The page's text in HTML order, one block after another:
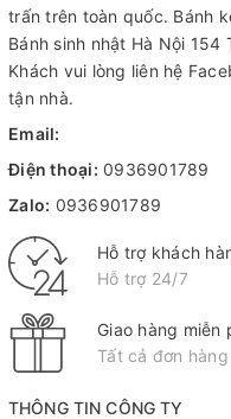
THÔNG TIN CÔNG TY
trấn trên toàn quốc. Bánh
Bánh sinh nhật Hà Nội 154
Khách vui lòng liên hệ
tận nhà.
Email:
Điện thoại: 0936901789
Zalo: 0936901789
Hỗ trợ khách
Hỗ trợ 24/7
Giao hàng miễn
Tất cả đơn